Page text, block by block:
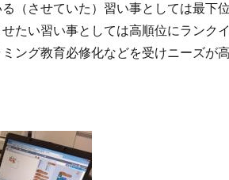
（させていた）習い事としては最下
たい習い事としては高順位にランク
ング教育必修化などを受けニーズが